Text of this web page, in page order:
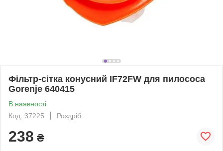
Фільтр-сітка конусний IF72FW для пилососа
Gorenje 640415
В наявності
Код: 37225
Роздріб
238 ₴